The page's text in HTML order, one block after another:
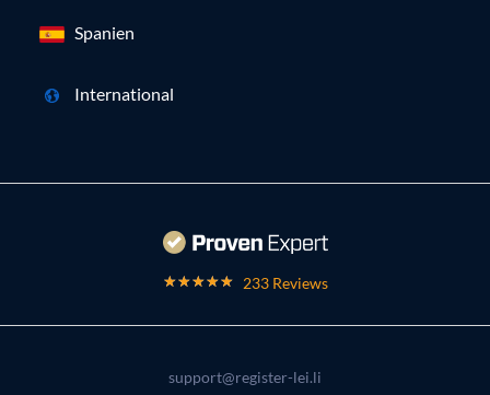
Spanien
International
233 Reviews
support@register-lei.li